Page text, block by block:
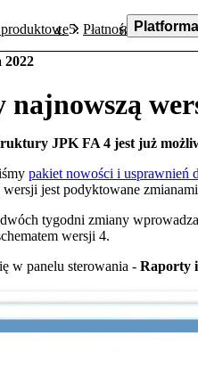
Platforma
Płatności
2022
najnowszą
JPK FA 4 jest już
pakiet nowości i usprawnień
jest podyktowane
tygodni zmiany
wersji 4.
w panelu sterowania - Raporty